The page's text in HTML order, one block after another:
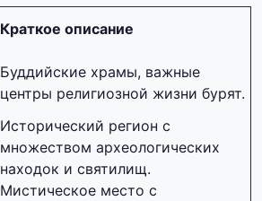
Краткое описание
Буддийские храмы, важные
центры религиозной жизни бурят.
Исторический регион с
множеством археологических
находок и святилищ.
Мистическое место с